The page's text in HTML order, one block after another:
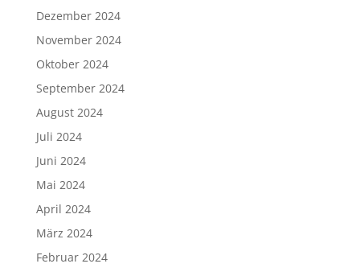
Dezember 2024
November 2024
Oktober 2024
September 2024
August 2024
Juli 2024
Juni 2024
Mai 2024
April 2024
März 2024
Februar 2024